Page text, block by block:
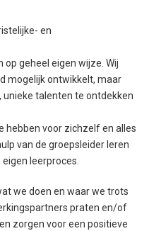
en
op geheel eigen wijze. Wij
mogelijk ontwikkelt, maar
unieke talenten te ontdekken
hebben voor zichzelf en alles
van de groepsleider leren
leerproces.
we doen en waar we trots
praten en/of
zorgen voor een positieve